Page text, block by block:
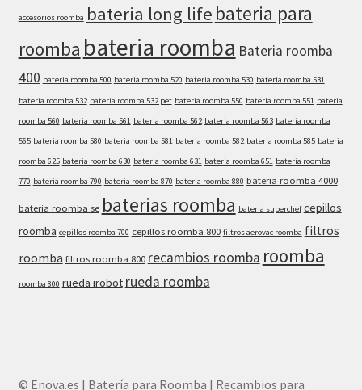
accesorios roomba bateria long life bateria para
roomba bateria roomba Bateria roomba
400 bateria roomba 500 bateria roomba 520 bateria roomba 530 bateria roomba 531
bateria roomba 532 bateria roomba 532 pet bateria roomba 550 bateria roomba 551 bateria
roomba 560 bateria roomba 561 bateria roomba 562 bateria roomba 563 bateria roomba
565 bateria roomba 580 bateria roomba 581 bateria roomba 582 bateria roomba 585 bateria
roomba 625 bateria roomba 630 bateria roomba 631 bateria roomba 651 bateria roomba
770 bateria roomba 790 bateria roomba 870 bateria roomba 880 bateria roomba 4000
bateria roomba se baterias roomba bateria superchef cepillos
roomba cepillos roomba 700 cepillos roomba 800 filtros aerovac roomba filtros
roomba filtros roomba 800 recambios roomba roomba
roomba 800 rueda irobot rueda roomba
© Enova.es | Batería para Roomba | Recambios para